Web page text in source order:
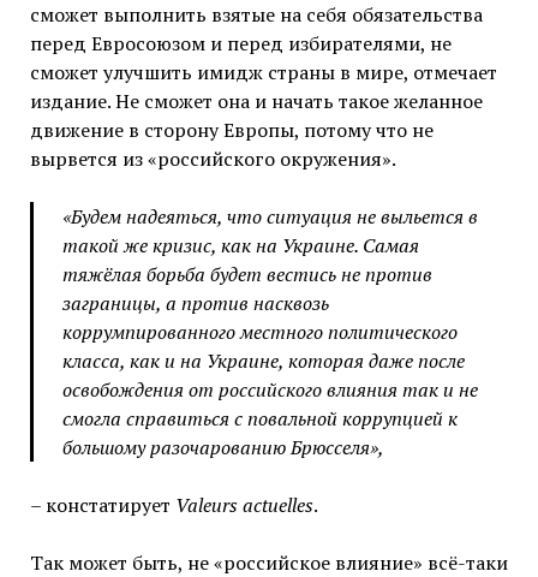
сможет выполнить взятые на себя обязательства
перед Евросоюзом и перед избирателями, не
сможет улучшить имидж страны в мире, отмечает
издание. Не сможет она и начать такое желанное
движение в сторону Европы, потому что не
вырвется из «российского окружения».
«Будем надеяться, что ситуация не выльется в
такой же кризис, как на Украине. Самая
тяжёлая борьба будет вестись не против
заграницы, а против насквозь
коррумпированного местного политического
класса, как и на Украине, которая даже после
освобождения от российского влияния так и не
смогла справиться с повальной коррупцией к
большому разочарованию Брюсселя»,
– констатирует Valeurs actuelles.
Так может быть, не «российское влияние» всё-таки